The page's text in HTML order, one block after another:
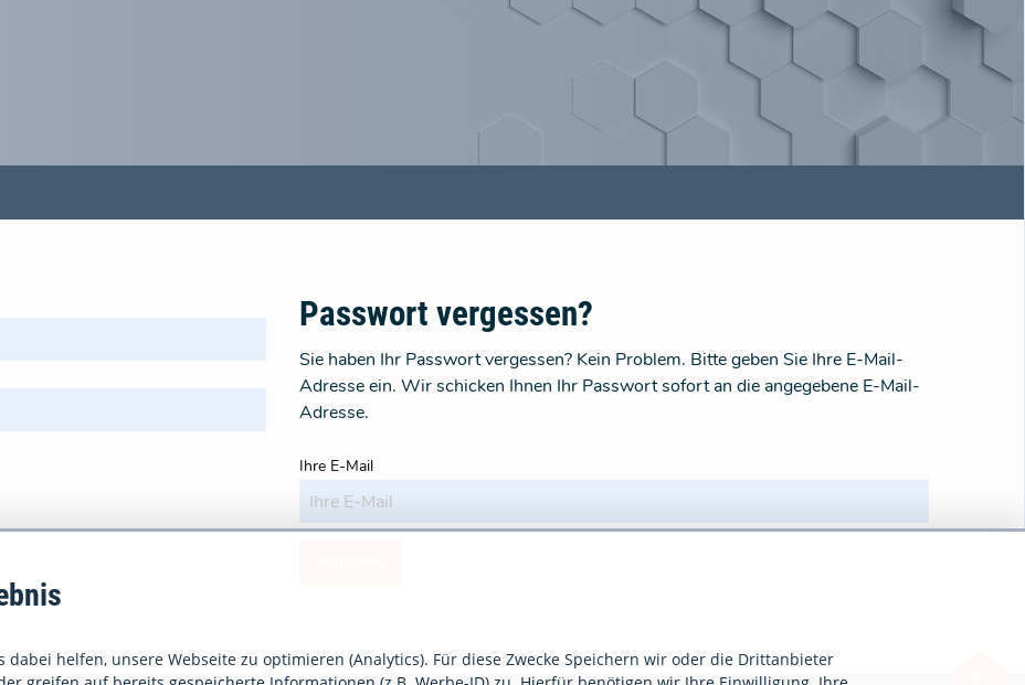
Passwort vergessen?
Sie haben Ihr Passwort vergessen? Kein Problem. Bitte geben Sie Ihre E-Mail-
Adresse ein. Wir schicken Ihnen Ihr Passwort sofort an die angegebene E-Mail-
Adresse.
Ihre E-Mail
helfen, unsere Webseite zu optimieren (Analytics). Für diese Zwecke Speichern wir oder die Drittanbieter